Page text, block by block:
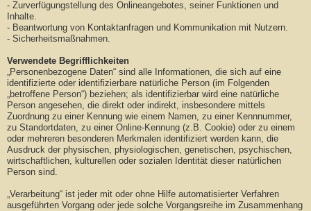
- Zurverfügungstellung des Onlineangebotes, seiner Funktionen und
Inhalte.
- Beantwortung von Kontaktanfragen und Kommunikation mit Nutzern.
- Sicherheitsmaßnahmen.
Verwendete Begrifflichkeiten
„Personenbezogene Daten“ sind alle Informationen, die sich auf eine
identifizierte oder identifizierbare natürliche Person (im Folgenden
„betroffene Person“) beziehen; als identifizierbar wird eine natürliche
Person angesehen, die direkt oder indirekt, insbesondere mittels
Zuordnung zu einer Kennung wie einem Namen, zu einer Kennnummer,
zu Standortdaten, zu einer Online-Kennung (z.B. Cookie) oder zu einem
oder mehreren besonderen Merkmalen identifiziert werden kann, die
Ausdruck der physischen, physiologischen, genetischen, psychischen,
wirtschaftlichen, kulturellen oder sozialen Identität dieser natürlichen
Person sind.
„Verarbeitung“ ist jeder mit oder ohne Hilfe automatisierter Verfahren
ausgeführten Vorgang oder jede solche Vorgangsreihe im Zusammenhang